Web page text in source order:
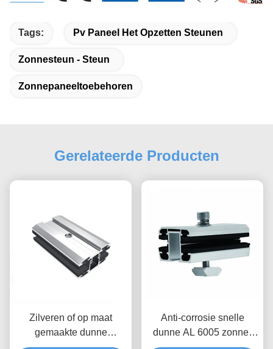
Tags: Pv Paneel Het Opzetten Steunen
Zonnesteun - Steun
Zonnepaneeltoebehoren
Gerelateerde Producten
Zilveren of op maat
gemaakte dunne
Anti-corrosie snelle
dunne AL 6005 zonne-